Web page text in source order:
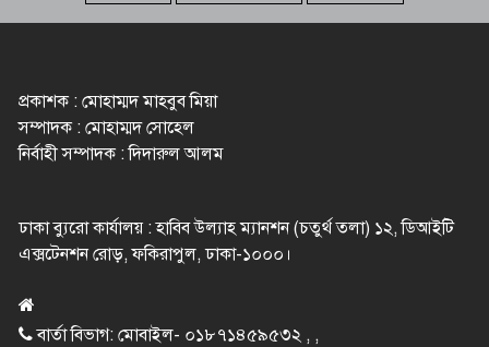
প্রকাশক : মোহাম্মদ মাহবুব মিয়া
সম্পাদক : মোহাম্মদ সোহেল
নির্বাহী সম্পাদক : দিদারুল আলম
ঢাকা ব্যুরো কার্যালয় : হাবিব উল্যাহ ম্যানশন (চতুর্থ তলা) ১২, ডিআইটি
এক্সটেনশন রোড়, ফকিরাপুল, ঢাকা-১০০০।
বার্তা বিভাগ: মোবাইল- ০১৮৭১৪৫৯৫৩২ , ,